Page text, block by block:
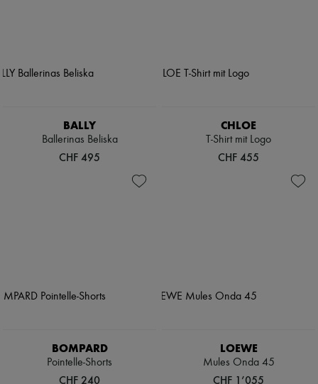
BALLY
Ballerinas Beliska
CHF 495
CHLOE
T-Shirt mit Logo
CHF 455
BOMPARD
Pointelle-Shorts
CHF 240
LOEWE
Mules Onda 45
CHF 1’055